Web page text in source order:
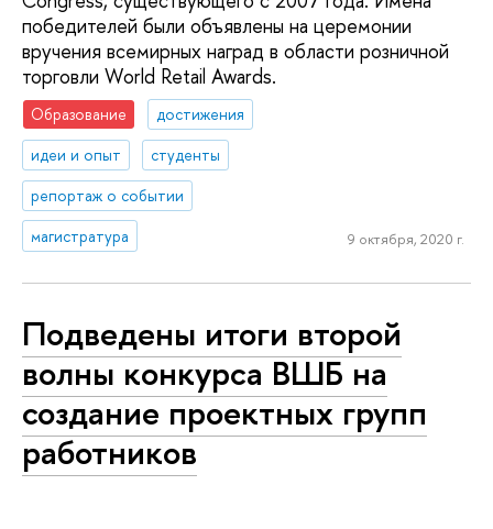
победителей были объявлены на церемонии
вручения всемирных наград в области розничной
торговли World Retail Awards.
Образование
достижения
идеи и опыт
студенты
репортаж о событии
магистратура
9 октября, 2020 г.
Подведены итоги второй
волны конкурса ВШБ на
создание проектных групп
работников